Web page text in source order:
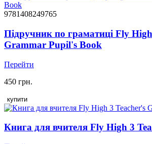
9781408249765
Підручник по граматиці Fly
Grammar Pupil's Book
Перейти
450 грн.
купити
Книга для вчителя Fly High 3